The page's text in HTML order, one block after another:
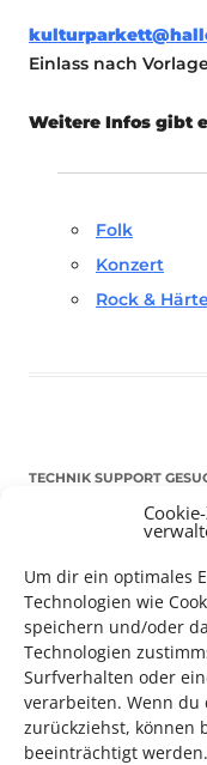
Um dir ein optimales
Technologien wie
speichern und/oder
Technologien
Surfverhalten oder
verarbeiten. Wenn
zurückziehst, können
beeinträchtigt werden.
Einlass nach
Weitere Infos gibt
Folk
Konzert
Rock &
TECHNIK SUPPORT
Das Kulturparkett
melden Sie sich unter
*KULTURTIPP